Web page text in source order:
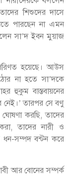
শিশুদের দাসে
পারছেন না এমন
সা’দ ইবন মুয়াজ
হয়েছে। আউস
না হতে সা’দকে
হুকুম বাস্তবায়নের
নেই।’ তারপর সে বণু
করছি, তাদের
তাদের নারী ও
ধন-সম্পদ বন্টন করে
আর বোনের সম্পর্ক